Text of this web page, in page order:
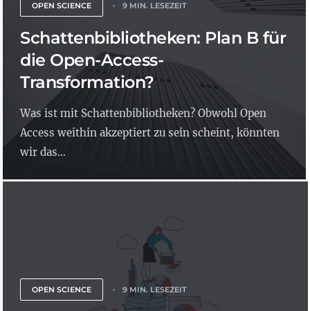
OPEN SCIENCE 9 MIN. LESEZEIT
Schattenbibliotheken: Plan B für
die Open-Access-
Transformation?
Was ist mit Schattenbibliotheken? Obwohl Open
Access weithin akzeptiert zu sein scheint, könnten
wir das...
OPEN SCIENCE 9 MIN. LESEZEIT